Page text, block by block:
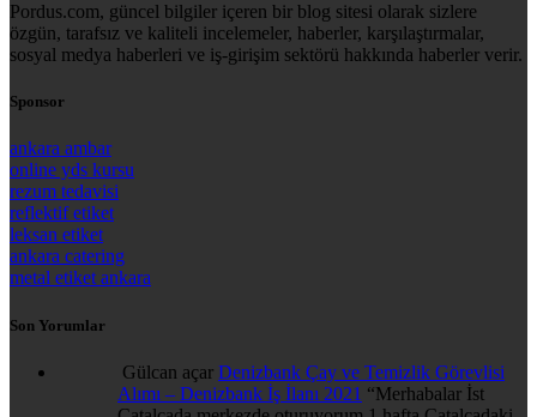
Pordus.com, güncel bilgiler içeren bir blog sitesi olarak sizlere
özgün, tarafsız ve kaliteli incelemeler, haberler, karşılaştırmalar,
sosyal medya haberleri ve iş-girişim sektörü hakkında haberler verir.
Sponsor
ankara ambar
online yds kursu
rezum tedavisi
reflektif etiket
leksan etiket
ankara catering
metal etiket ankara
Son Yorumlar
Gülcan açar Denizbank Çay ve Temizlik Görevlisi
Alımı – Denizbank İş İlanı 2021 “Merhabalar İst